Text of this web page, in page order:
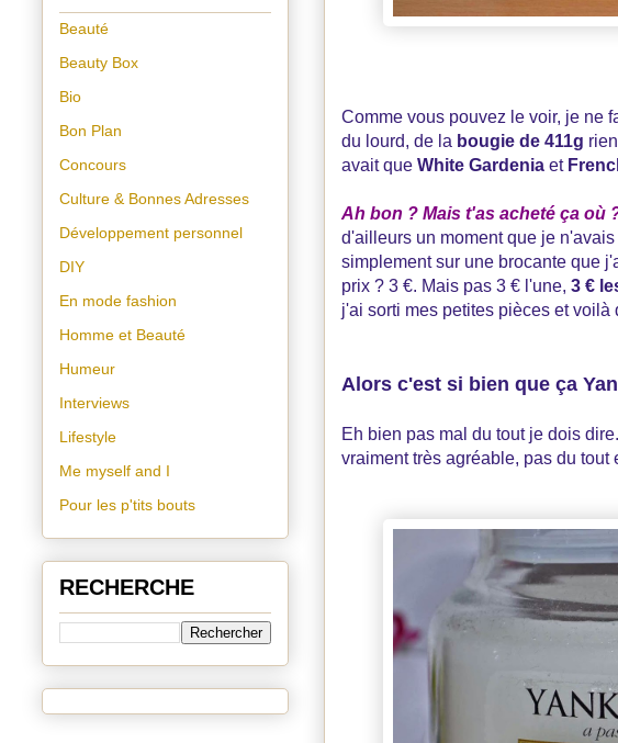
Comme vous pouvez le voir, je ne
du lourd, de la bougie de 411g
avait que White Gardenia et
Ah bon ? Mais t'as acheté ça où
d'ailleurs un moment que je
simplement sur une brocante que
prix ? 3 €. Mais pas 3 € l'une, 3 €
j'ai sorti mes petites pièces et
Alors c'est si bien que ça
Eh bien pas mal du tout je dois
vraiment très agréable, pas du
Beauté
Beauty Box
Bio
Bon Plan
Concours
Culture & Bonnes Adresses
Développement personnel
DIY
En mode fashion
Homme et Beauté
Humeur
Interviews
Lifestyle
Me myself and I
Pour les p'tits bouts
RECHERCHE